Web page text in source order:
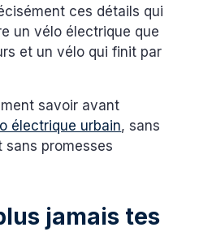
ces détails qui
un vélo électrique que
et un vélo qui finit par
savoir avant
électrique urbain, sans
promesses
jamais tes